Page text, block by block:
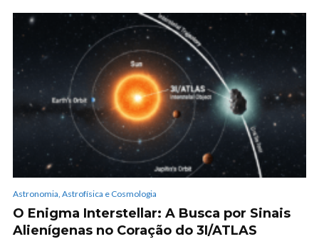
Astronomia, Astrofísica e Cosmologia
O Enigma Interstellar: A Busca por Sinais
Alienígenas no Coração do 3I/ATLAS